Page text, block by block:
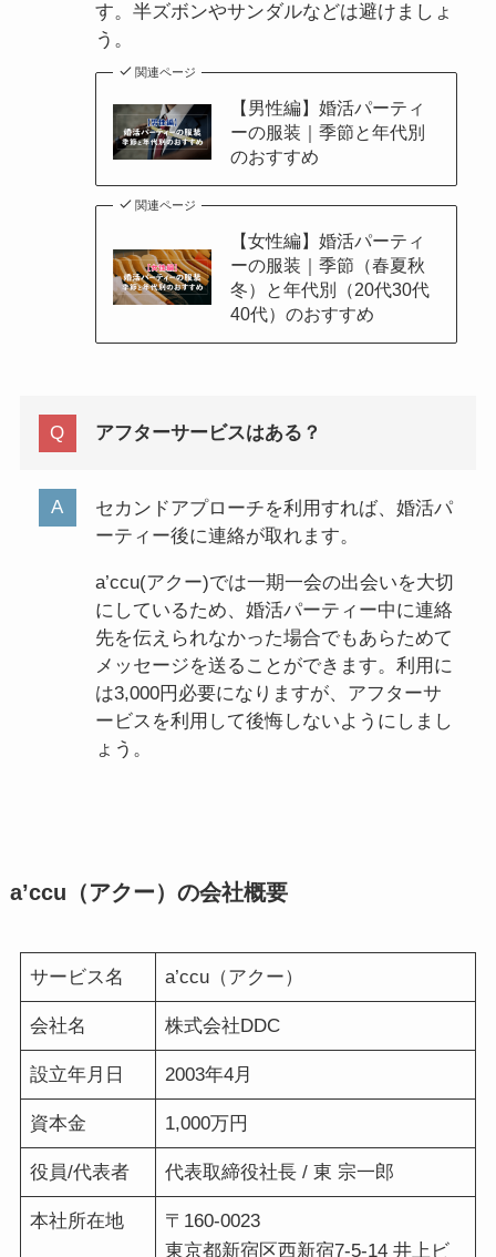
す。半ズボンやサンダルなどは避けましょ
う。
関連ページ
【男性編】婚活パーティ
ーの服装｜季節と年代別
のおすすめ
関連ページ
【女性編】婚活パーティ
ーの服装｜季節（春夏秋
冬）と年代別（20代30代
40代）のおすすめ
アフターサービスはある？
セカンドアプローチを利用すれば、婚活パ
ーティー後に連絡が取れます。
a’ccu(アクー)では一期一会の出会いを大切
にしているため、婚活パーティー中に連絡
先を伝えられなかった場合でもあらためて
メッセージを送ることができます。利用に
は3,000円必要になりますが、アフターサ
ービスを利用して後悔しないようにしまし
ょう。
a’ccu（アクー）の会社概要
サービス名 a’ccu（アクー）
会社名 株式会社DDC
設立年月日 2003年4月
資本金 1,000万円
役員/代表者 代表取締役社長 / 東 宗一郎
本社所在地
〒160-0023
東京都新宿区西新宿7-5-14 井上ビ